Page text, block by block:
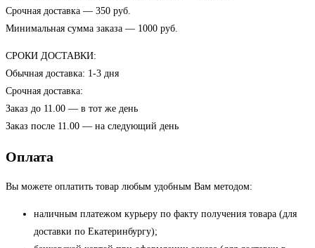
Срочная доставка — 350 руб.
Минимальная сумма заказа — 1000 руб.
СРОКИ ДОСТАВКИ:
Обычная доставка: 1-3 дня
Срочная доставка:
Заказ до 11.00 — в тот же день
Заказ после 11.00 — на следующий день
Оплата
Вы можете оплатить товар любым удобным Вам методом:
наличным платежом курьеру по факту получения товара (для
доставки по Екатеринбургу);